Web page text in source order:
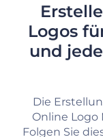
Logos
und
Die
Online Logo
Folgen Sie